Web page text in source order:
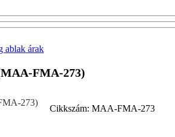
ablak árak
FMA-273)
Cikkszám: MAA-FMA-273